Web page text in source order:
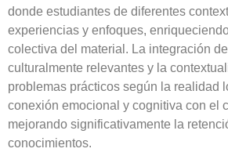
donde estudiantes de diferentes
experiencias y enfoques,
colectiva del material. La integración
culturalmente relevantes y la
problemas prácticos según la realidad
conexión emocional y cognitiva con el
mejorando significativamente la
conocimientos.